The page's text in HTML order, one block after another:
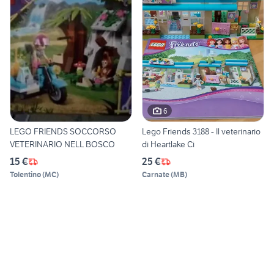
LEGO FRIENDS SOCCORSO
VETERINARIO NELL BOSCO
15 €
Tolentino(MC)
6
Lego Friends 3188 - Il veterinario
di Heartlake Ci
25 €
Carnate(MB)